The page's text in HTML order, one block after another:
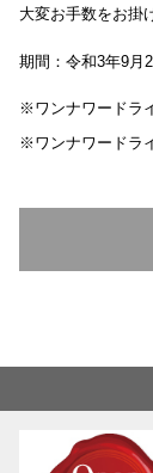
大変お手数をお掛
期間：令和3年9月
※ワンナワードラ
※ワンナワードラ